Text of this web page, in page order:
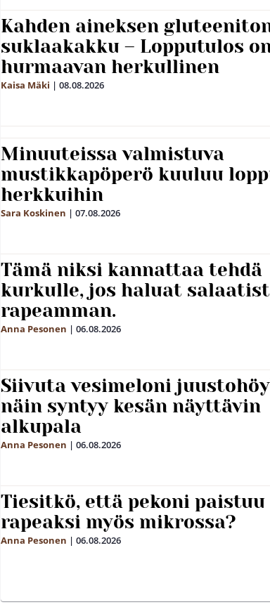
Kahden aineksen
suklaakakku – Lopputulos
hurmaavan herkullinen
Kaisa Mäki | 08.08.2026
Minuuteissa valmistuva
mustikkapöperö kuuluu
herkkuihin
Sara Koskinen | 07.08.2026
Tämä niksi kannattaa tehdä
kurkulle, jos haluat
rapeamman.
Anna Pesonen | 06.08.2026
Siivuta vesimeloni
näin syntyy kesän näyttävin
alkupala
Anna Pesonen | 06.08.2026
Tiesitkö, että pekoni paistuu
rapeaksi myös mikrossa?
Anna Pesonen | 06.08.2026